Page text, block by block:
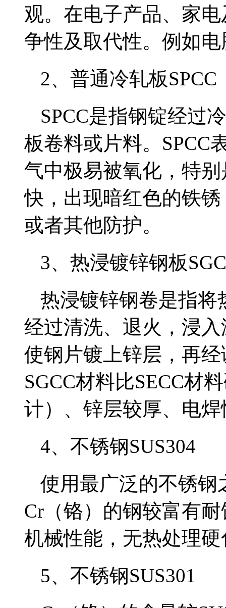
观。在电子产品、家
争性及取代性。例如
2、普通冷轧板SPCC
SPCC是指钢锭经过
板卷料或片料。SPCC
气中极易被氧化，特
快，出现暗红色的铁
或者其他防护。
3、热浸镀锌钢板
热浸镀锌钢卷是指将
经过清洗、退火，浸
使钢片镀上锌层，再
SGCC材料比SECC材
计）、锌层较厚、电
4、不锈钢SUS304
使用最广泛的不锈
Cr（铬）的钢较富有
机械性能，无热处理
5、不锈钢SUS301